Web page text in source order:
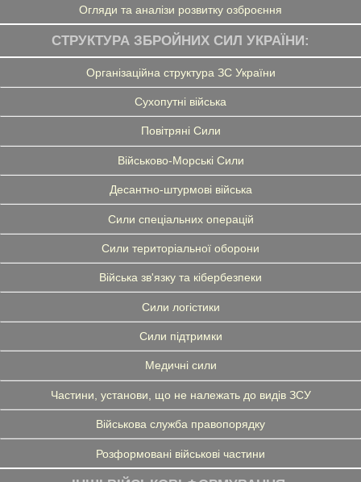
Огляди та аналізи розвитку озброєння
СТРУКТУРА ЗБРОЙНИХ СИЛ УКРАЇНИ:
Організаційна структура ЗС України
Сухопутні війська
Повітряні Сили
Військово-Морські Сили
Десантно-штурмові війська
Сили спеціальних операцій
Сили територіальної оборони
Війська зв'язку та кібербезпеки
Сили логістики
Сили підтримки
Медичні сили
Частини, установи, що не належать до видів ЗСУ
Військова служба правопорядку
Розформовані військові частини